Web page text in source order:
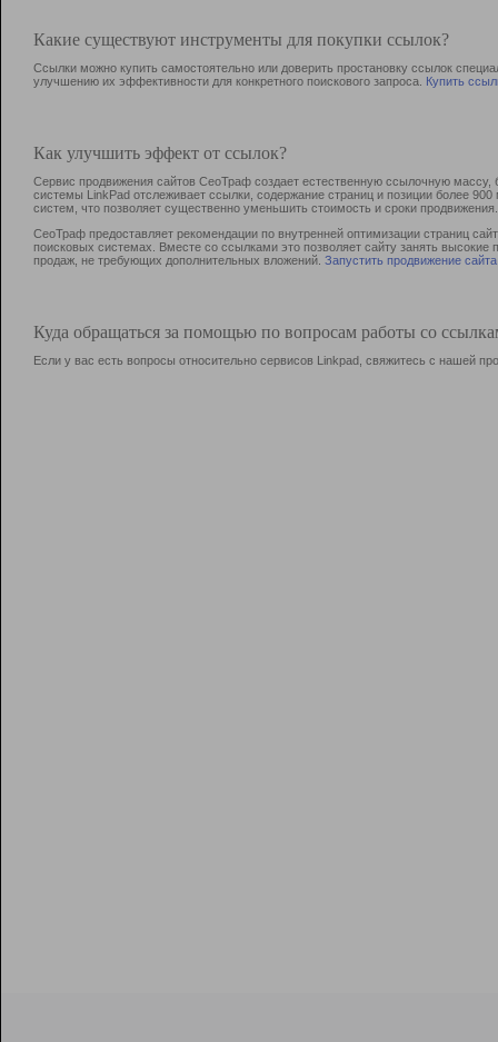
Какие существуют инструменты для покупки ссылок?
Ссылки можно купить самостоятельно или доверить простановку ссылок
улучшению их эффективности для конкретного поискового запроса. Купить
Как улучшить эффект от ссылок?
Сервис продвижения сайтов СеоТраф создает естественную ссылочную
системы LinkPad отслеживает ссылки, содержание страниц и позиции более
систем, что позволяет существенно уменьшить стоимость и сроки продвижения.
СеоТраф предоставляет рекомендации по внутренней оптимизации страниц
поисковых системах. Вместе со ссылками это позволяет сайту занять
продаж, не требующих дополнительных вложений. Запустить продвижение сайта
Куда обращаться за помощью по вопросам работы со
Если у вас есть вопросы относительно сервисов Linkpad, свяжитесь с нашей